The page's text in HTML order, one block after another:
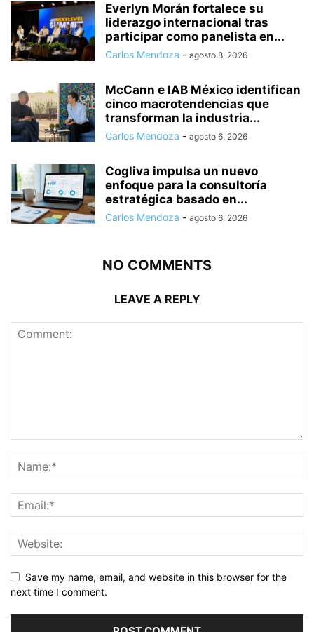
Everlyn Morán fortalece su
liderazgo internacional tras
participar como panelista en...
Carlos Mendoza - agosto 8, 2026
McCann e IAB México identifican
cinco macrotendencias que
transforman la industria...
Carlos Mendoza - agosto 6, 2026
Cogliva impulsa un nuevo
enfoque para la consultoría
estratégica basado en...
Carlos Mendoza - agosto 6, 2026
NO COMMENTS
LEAVE A REPLY
Save my name, email, and website in this browser for the
next time I comment.